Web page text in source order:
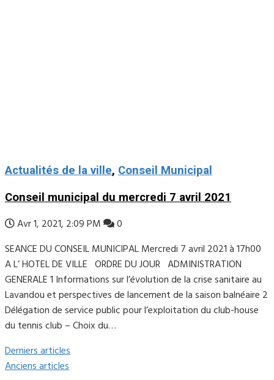
Actualités de la ville, Conseil Municipal
Conseil municipal du mercredi 7 avril 2021
Avr 1, 2021, 2:09 PM
0
SEANCE DU CONSEIL MUNICIPAL Mercredi 7 avril 2021 à 17h00
A L’ HOTEL DE VILLE ORDRE DU JOUR ADMINISTRATION
GENERALE 1 Informations sur l’évolution de la crise sanitaire au
Lavandou et perspectives de lancement de la saison balnéaire 2
Délégation de service public pour l’exploitation du club-house
du tennis club – Choix du…
Derniers articles
Anciens articles